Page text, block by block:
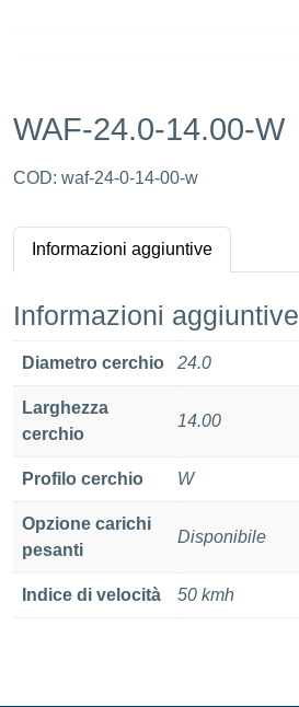
WAF-24.0-14.00-W
COD: waf-24-0-14-00-w
Informazioni aggiuntive
Informazioni aggiuntive
Diametro cerchio 24.0
Larghezza
cerchio
14.00
Profilo cerchio W
Opzione carichi
pesanti
Disponibile
Indice di velocità 50 kmh